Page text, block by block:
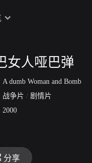
女人哑巴弹
A dumb Woman and Bomb
战争片 / 剧情片
2000
分享